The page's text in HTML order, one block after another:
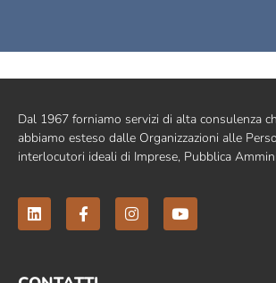
Dal 1967 forniamo servizi di alta consulenza
abbiamo esteso dalle Organizzazioni alle
interlocutori ideali di Imprese, Pubblica